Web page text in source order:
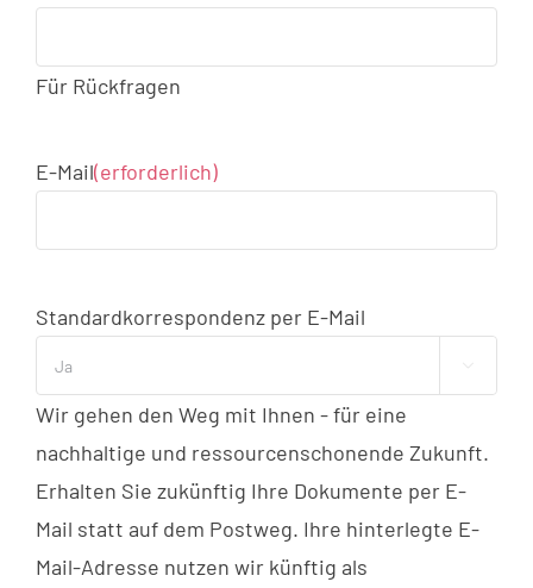
Für Rückfragen
E-Mail(erforderlich)
Standardkorrespondenz per E-Mail
Wir gehen den Weg mit Ihnen - für eine
nachhaltige und ressourcenschonende Zukunft.
Erhalten Sie zukünftig Ihre Dokumente per E-
Mail statt auf dem Postweg. Ihre hinterlegte E-
Mail-Adresse nutzen wir künftig als